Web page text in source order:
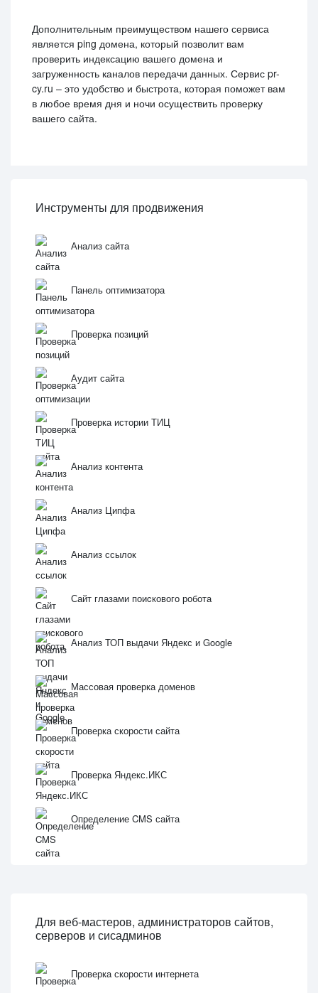
Дополнительным преимуществом нашего сервиса
является ping домена, который позволит вам
проверить индексацию вашего домена и
загруженность каналов передачи данных. Сервис pr-
cy.ru – это удобство и быстрота, которая поможет вам
в любое время дня и ночи осуществить проверку
вашего сайта.
Инструменты для продвижения
Анализ сайта
Панель оптимизатора
Проверка позиций
Аудит сайта
Проверка истории ТИЦ
Анализ контента
Анализ Ципфа
Анализ ссылок
Сайт глазами поиcкового робота
Анализ ТОП выдачи Яндекс и Google
Массовая проверка доменов
Проверка скорости сайта
Проверка Яндекс.ИКС
Определение CMS сайта
Для веб-мастеров, администраторов сайтов,
серверов и сисадминов
Проверка скорости интернета